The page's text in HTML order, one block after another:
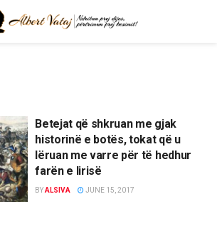
Betejat që shkruan me gjak
historinë e botës, tokat që u
lëruan me varre për të hedhur
farën e lirisë
BYALSIVA JUNE 15, 2017